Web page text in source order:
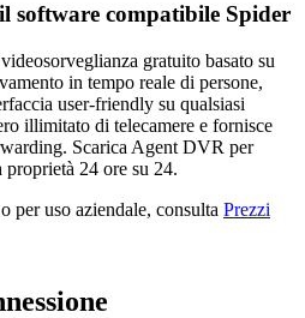
software compatibile Spider
gratuito basato su
in tempo reale di persone,
user-friendly su qualsiasi
illimitato di telecamere e fornisce
Scarica Agent DVR per
proprietà 24 ore su 24.
per uso aziendale, consulta Prezzi